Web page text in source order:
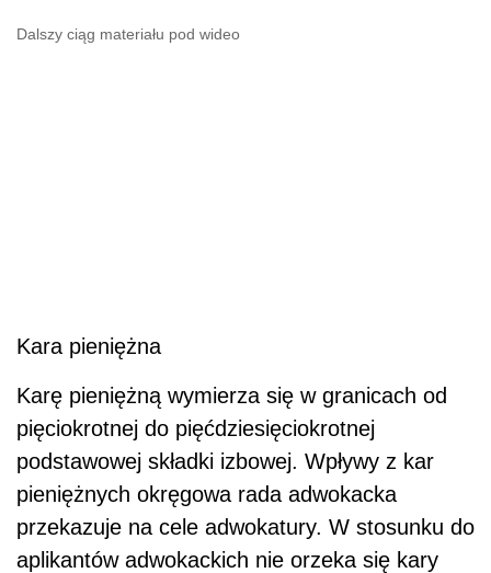
Dalszy ciąg materiału pod wideo
Kara pieniężna
Karę pieniężną wymierza się w granicach od
pięciokrotnej do pięćdziesięciokrotnej
podstawowej składki izbowej. Wpływy z kar
pieniężnych okręgowa rada adwokacka
przekazuje na cele adwokatury. W stosunku do
aplikantów adwokackich nie orzeka się kary